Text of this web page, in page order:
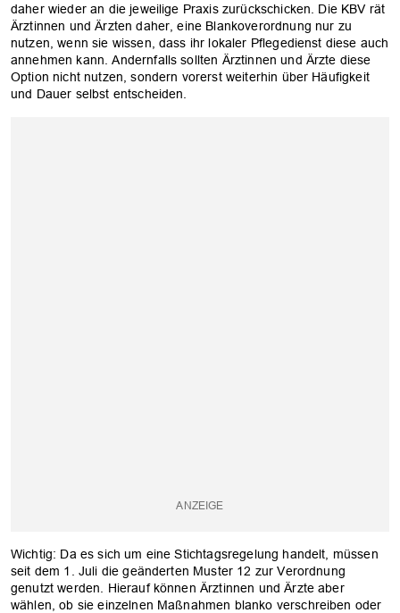
daher wieder an die jeweilige Praxis zurückschicken. Die KBV rät
Ärztinnen und Ärzten daher, eine Blankoverordnung nur zu
nutzen, wenn sie wissen, dass ihr lokaler Pflegedienst diese auch
annehmen kann. Andernfalls sollten Ärztinnen und Ärzte diese
Option nicht nutzen, sondern vorerst weiterhin über Häufigkeit
und Dauer selbst entscheiden.
Wichtig: Da es sich um eine Stichtagsregelung handelt, müssen
seit dem 1. Juli die geänderten Muster 12 zur Verordnung
genutzt werden. Hierauf können Ärztinnen und Ärzte aber
wählen, ob sie einzelnen Maßnahmen blanko verschreiben oder